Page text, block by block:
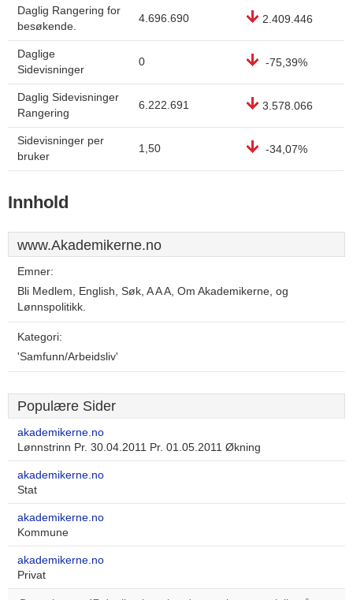
Daglig Rangering for
besøkende.
4.696.690 2.409.446
Daglige
Sidevisninger
0 -75,39%
Daglig Sidevisninger
Rangering
6.222.691 3.578.066
Sidevisninger per
bruker
1,50 -34,07%
Innhold
www.Akademikerne.no
Emner:
Bli Medlem, English, Søk, A A A, Om Akademikerne, og
Lønnspolitikk.
Kategori:
'Samfunn/Arbeidsliv'
Populære Sider
akademikerne.no
Lønnstrinn Pr. 30.04.2011 Pr. 01.05.2011 Økning
akademikerne.no
Stat
akademikerne.no
Kommune
akademikerne.no
Privat